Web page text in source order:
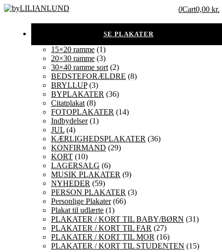
0Cart0,00 kr.
15×20 ramme (1)
20×30 ramme (3)
30×40 ramme sort (2)
BEDSTEFORÆLDRE (8)
BRYLLUP(3)
BYPLAKATER (36)
Citatplakat (8)
FOTOPLAKATER (14)
Indbydelser(1)
JUL (4)
KÆRLIGHEDSPLAKATER (36)
KONFIRMAND (29)
KORT (10)
LAGERSALG (6)
MUSIK PLAKATER (9)
NYHEDER (59)
PERSON PLAKATER (3)
Personlige Plakater(66)
Plakat til udlærte (1)
PLAKATER / KORT TIL BABY/BØRN (31)
PLAKATER / KORT TIL FAR (27)
PLAKATER / KORT TIL MOR (16)
PLAKATER / KORT TIL STUDENTEN (15)